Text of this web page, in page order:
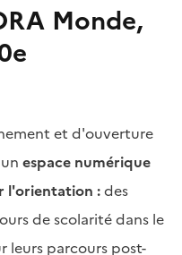
Monde,
et d'ouverture
espace numérique
l'orientation :des
de scolarité dans le
leurs parcours post-